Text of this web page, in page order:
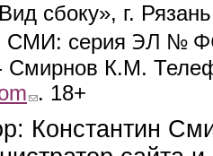
сбоку», г.
СМИ: серия ЭЛ №
Смирнов К.М.
(link sends e-mail)
. 18+
Константин